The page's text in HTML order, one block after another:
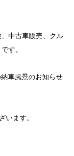
中古車販売、クル
す。
車風景のお知らせ
います。